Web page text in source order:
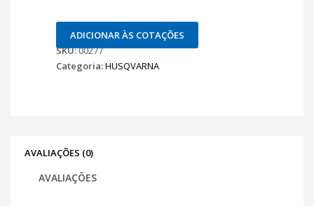
ADICIONAR ÀS COTAÇÕES
SKU:00277
Categoria:HUSQVARNA
AVALIAÇÕES (0)
AVALIAÇÕES